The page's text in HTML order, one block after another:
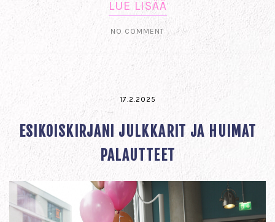
LUE LISÄÄ
NO COMMENT
17.2.2025
ESIKOISKIRJANI JULKKARIT JA HUIMAT
PALAUTTEET